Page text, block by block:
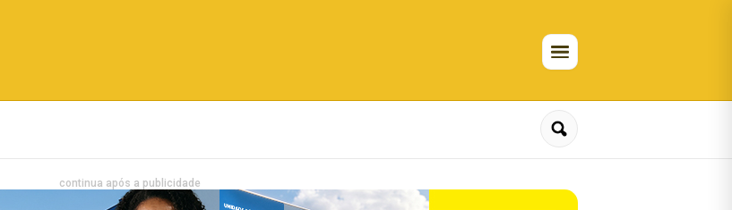
continua após a publicidade